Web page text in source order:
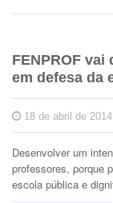
FENPROF
em defesa da
18 de abril de
Desenvolver um
professores, porque
escola pública e